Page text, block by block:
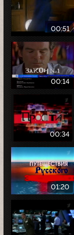
00:51
00:14
00:34
01:20